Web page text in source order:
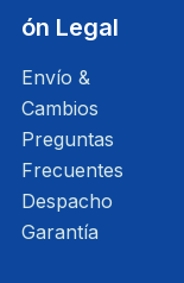
ón Legal
Envío &
Cambios
Preguntas
Frecuentes
Despacho
Garantía